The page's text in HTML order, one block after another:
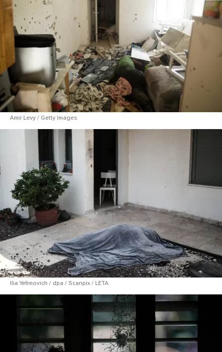
Amir Levy / Getty Images
Ilia Yefimovich / dpa / Scanpix / LETA